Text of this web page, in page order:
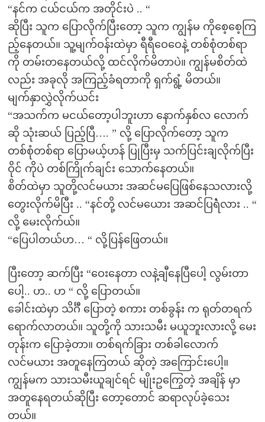
“နင်က ငယ်ငယ်က အတိုင်းပဲ .. “
ဆိုပြီး သူက ပြောလိုက်ပြီးတော့ သူက ကျွန်မ ကိုစေ့စေ့ကြ
ည့်နေတယ်။ သူ့မျက်ဝန်းထဲမှာ ရီရီဝေဝေနဲ့ တစ်စုံတစ်ရာ
ကို တမ်းတနေတယ်လို့ ထင်လိုက်မိတာပဲ။ ကျွန်မစိတ်ထဲ
လည်း အခုလို အကြည့်ခံရတာကို ရှက်ရွံ့ မိတယ်။
မျက်နှာလွှဲလိုက်ယင်း
“အသက်က မငယ်တော့ပါဘူးဟာ နောက်နှစ်လ လောက်
ဆို သုံးဆယ် ပြည့်ပြီ…. ” လို့ ပြောလိုက်တော့ သူက
တစ်စုံတစ်ရာ ပြောမယ့်ဟန် ပြုပြီးမှ သက်ပြင်းချလိုက်ပြီး
ဝိုင် ကိုပဲ တစ်ကြိုက်ချင်း သောက်နေတယ်။
စိတ်ထဲမှာ သူတို့လင်မယား အဆင်မပြေဖြစ်နေသလားလို့
တွေးလိုက်မိပြီး .. “နင်တို့ လင်မယေား အဆင်ပြရဲံလား .. “
လို့ မေးလိုက်ယ်။
“ပြေပါတယ်ဟ… “ လို့ပြန်ဖြေတယ်။
ပြီးတော့ ဆက်ပြီး “ဝေးနေတာ လနဲ့ချီနေပြီပေါ့ လွမ်းတာ
ပေါ့.. ဟ.. ဟ “ လို့ ပြောတယ်။
ခေါင်းထဲမှာ သိင်္ဂီ ပြောတဲ့ စကား တစ်ခွန်း က ရုတ်တရက်
ရောက်လာတယ်။ သူတို့ကို သားသမီး မယူဘူးလားလို့ မေး
တုန်းက ပြောခဲ့တာ။ တစ်ရက်ခြား တစ်ခါလောက်
လင်မယား အတူနေကြတယ် ဆိုတဲ့ အကြောင်းပေါ့။
ကျွန်မက သားသမီးယူချင်ရင် မျိုးဥကြွေတဲ့ အချိန် မှာ
အတူနေရတယ်ဆိုပြီး တော့တောင် ဆရာလုပ်ခဲ့သေး
တယ်။